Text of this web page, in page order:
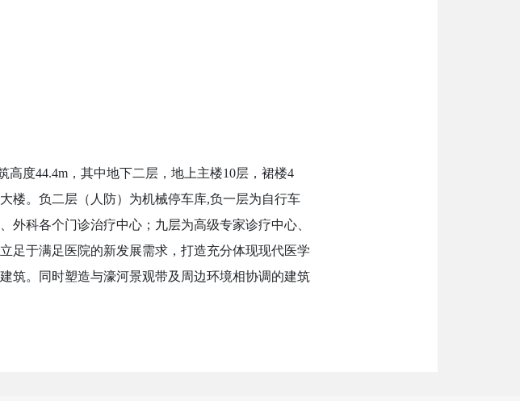
度44.4m，其中地下二层，地上主楼10层，裙楼4
楼。负二层（人防）为机械停车库,负一层为自行车
外科各个门诊治疗中心；九层为高级专家诊疗中心、
足于满足医院的新发展需求，打造充分体现现代医学
筑。同时塑造与濠河景观带及周边环境相协调的建筑